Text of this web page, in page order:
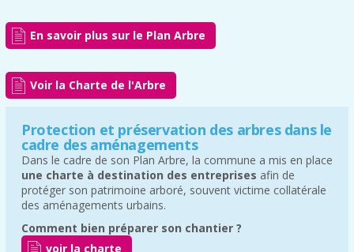
En savoir plus sur le Plan Arbre
Voir la Charte de l'Arbre
Protection et préservation des arbres dans le
cadre des aménagements
Dans le cadre de son Plan Arbre, la commune a mis en place
une charte à destination des entreprises afin de
protéger son patrimoine arboré, souvent victime collatérale
des aménagements urbains.
Comment bien préparer son chantier ?
voir la charte